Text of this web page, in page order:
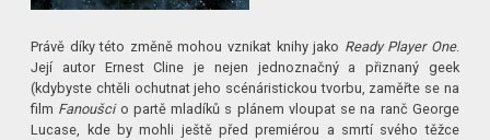
Právě díky této změně mohou vznikat knihy jako Ready Player One.
Její autor Ernest Cline je nejen jednoznačný a přiznaný geek
(kdybyste chtěli ochutnat jeho scénáristickou tvorbu, zaměřte se na
film Fanoušcio partě mladíků s plánem vloupat se na ranč George
Lucase, kde by mohli ještě před premiérou a smrtí svého těžce